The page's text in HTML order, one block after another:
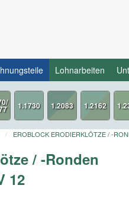
Lohnarbeiten
EROBLOCK ERODIERKLÖTZE / -
/ -Ronden
12